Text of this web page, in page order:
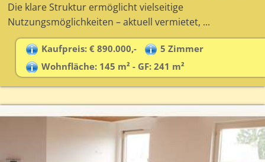
Die klare Struktur ermöglicht vielseitige
Nutzungsmöglichkeiten – aktuell vermietet, ...
Kaufpreis: € 890.000,-
5 Zimmer
Wohnfläche: 145 m² - GF: 241 m²